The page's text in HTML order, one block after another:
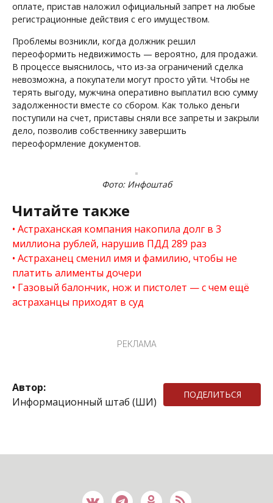
оплате, пристав наложил официальный запрет на любые
регистрационные действия с его имуществом.
Проблемы возникли, когда должник решил
переоформить недвижимость — вероятно, для продажи.
В процессе выяснилось, что из-за ограничений сделка
невозможна, а покупатели могут просто уйти. Чтобы не
терять выгоду, мужчина оперативно выплатил всю сумму
задолженности вместе со сбором. Как только деньги
поступили на счет, приставы сняли все запреты и закрыли
дело, позволив собственнику завершить
переоформление документов.
Фото: Инфоштаб
Читайте также
Астраханская компания накопила долг в 3
миллиона рублей, нарушив ПДД 289 раз
Астраханец сменил имя и фамилию, чтобы не
платить алименты дочери
Газовый балончик, нож и пистолет — с чем ещё
астраханцы приходят в суд
РЕКЛАМА
Автор:
Информационный штаб (ШИ)
ПОДЕЛИТЬСЯ